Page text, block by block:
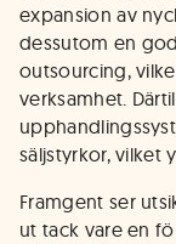
expansion av
dessutom en
outsourcing,
verksamhet.
säljstyrkor, vilket
Framgent ser
ut tack vare en